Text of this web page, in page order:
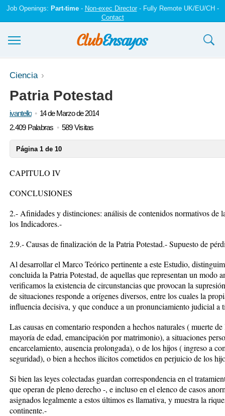
Job Openings: Part-time- Non-exec Director- Fully Remote UK/EU/CH -
Contact
Ensayos y trabajos
Registrarse
Iniciar sesión
Ciencia
Patria Potestad
ivantello
14 de Marzo de 2014
2.409 Palabras
589 Visitas
Página 1 de 10
CAPITULO IV
CONCLUSIONES
2.- Afinidades y distinciones: análisis de contenidos normativos de
los Indicadores.-
2.9.- Causas de finalización de la Patria Potestad.- Supuesto de
Al desarrollar el Marco Teórico pertinente a este Estudio,
concluida la Patria Potestad, de aquellas que representan un modo
verificamos la existencia de circunstancias que provocan la
de situaciones responde a orígenes diversos, entre los cuales la
influencia decisiva, y que conduce a un pronunciamiento judicial a
Las causas en comentario responden a hechos naturales ( muerte
mayoría de edad, emancipación por matrimonio), a situaciones
encarcelamiento, ausencia prolongada), o de los hijos ( ingreso a
seguridad), o bien a hechos ilícitos cometidos en perjuicio de los
Si bien las leyes colectadas guardan correspondencia en el
que operan de pleno derecho -, e incluso en el elenco de casos
asignados legalmente a estos últimos es llamativa, y muestra la
continente.-